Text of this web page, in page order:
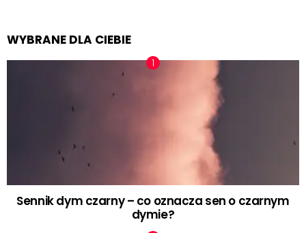
WYBRANE DLA CIEBIE
Sennik dym czarny – co oznacza sen o czarnym
dymie?